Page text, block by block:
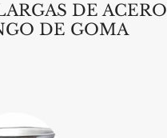
DE ACERO
DE GOMA